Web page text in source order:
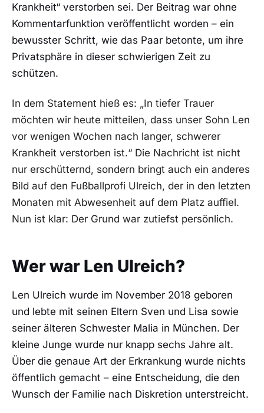
Krankheit“ verstorben sei. Der Beitrag war ohne
Kommentarfunktion veröffentlicht worden – ein
bewusster Schritt, wie das Paar betonte, um ihre
Privatsphäre in dieser schwierigen Zeit zu
schützen.
In dem Statement hieß es: „In tiefer Trauer
möchten wir heute mitteilen, dass unser Sohn Len
vor wenigen Wochen nach langer, schwerer
Krankheit verstorben ist.“ Die Nachricht ist nicht
nur erschütternd, sondern bringt auch ein anderes
Bild auf den Fußballprofi Ulreich, der in den letzten
Monaten mit Abwesenheit auf dem Platz auffiel.
Nun ist klar: Der Grund war zutiefst persönlich.
Wer war Len Ulreich?
Len Ulreich wurde im November 2018 geboren
und lebte mit seinen Eltern Sven und Lisa sowie
seiner älteren Schwester Malia in München. Der
kleine Junge wurde nur knapp sechs Jahre alt.
Über die genaue Art der Erkrankung wurde nichts
öffentlich gemacht – eine Entscheidung, die den
Wunsch der Familie nach Diskretion unterstreicht.